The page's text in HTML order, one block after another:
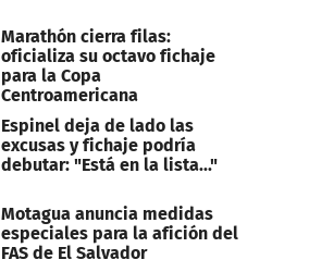
Marathón cierra filas:
oficializa su octavo fichaje
para la Copa
Centroamericana
Espinel deja de lado las
excusas y fichaje podría
debutar: "Está en la lista..."
Motagua anuncia medidas
especiales para la afición del
FAS de El Salvador